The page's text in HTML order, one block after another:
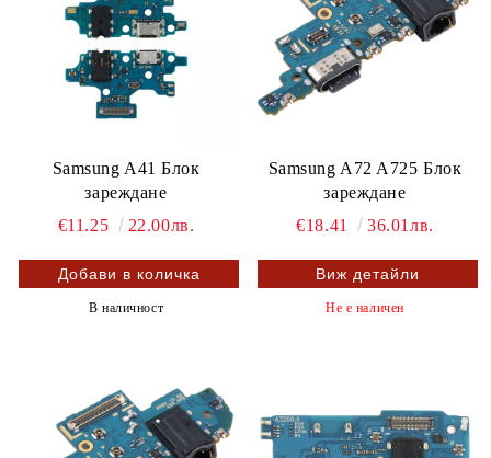
Samsung A41 Блок
зареждане
€11.25
22.00лв.
В наличност
Samsung A72 A725 Блок
зареждане
€18.41
36.01лв.
Виж детайли
Не е наличен